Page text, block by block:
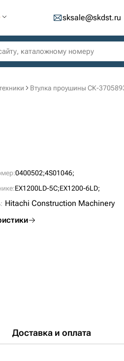
sksale@skdst.ru
Втулка проушины СК-
0400502;4S01046;
EX1200LD-5C;EX1200-6LD;
Hitachi Construction Machinery
Доставка и оплата